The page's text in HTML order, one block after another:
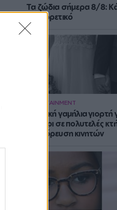
Τα ζώδια σήμερα 8/8:
διαφορετικό
ENTERTAINMENT
Μυστική γαμήλια
ζευγάρι σε πολυτελές
απαγόρευση κινητών